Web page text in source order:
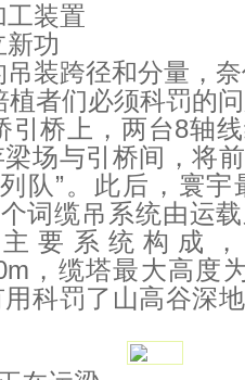
工装置
功
装跨径和分量，
植者们必须科罚的
引桥上，两台8轴
场与引桥间，将
队”。此后，寰
词缆吊系统由运
要系统构成
，缆塔最大高度
科罚了山高谷深